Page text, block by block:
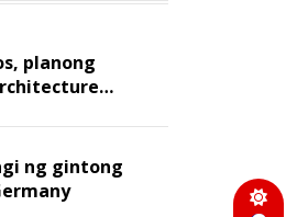
planong
ng gintong